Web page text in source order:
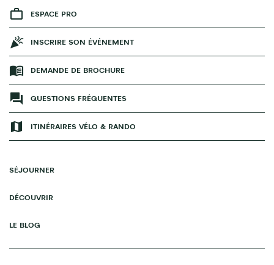
ESPACE PRO
INSCRIRE SON ÉVÉNEMENT
DEMANDE DE BROCHURE
QUESTIONS FRÉQUENTES
ITINÉRAIRES VÉLO & RANDO
SÉJOURNER
DÉCOUVRIR
LE BLOG